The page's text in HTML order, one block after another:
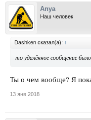
Anya
Наш человек
Dashken сказал(а): ↑
то удалённое сообщение
Ты о чем вообще? Я
13 янв 2018